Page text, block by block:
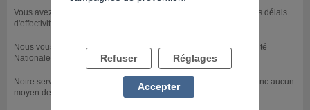
Vous avez entrepris d'être interdit de jeu et souhaitez connaître les délais
d'effectivité de la procédure.
Nous vous conseillons de vous rapprocher directement de l'Autorité
Nationale des Jeux, qui gère les démarches d'interdiction de jeu.
Notre service est indépendant de cet organisme, nous n'avons donc aucun
moyen de connaître les détails de ces démarches.
Refuser Réglages
Accepter